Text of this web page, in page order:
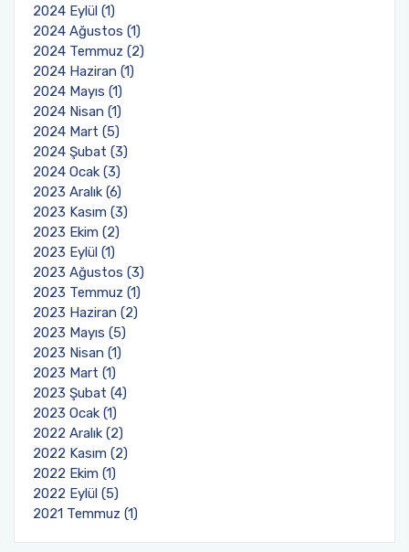
2024 Eylül (1)
2024 Ağustos (1)
2024 Temmuz (2)
2024 Haziran (1)
2024 Mayıs (1)
2024 Nisan (1)
2024 Mart (5)
2024 Şubat (3)
2024 Ocak (3)
2023 Aralık (6)
2023 Kasım (3)
2023 Ekim (2)
2023 Eylül (1)
2023 Ağustos (3)
2023 Temmuz (1)
2023 Haziran (2)
2023 Mayıs (5)
2023 Nisan (1)
2023 Mart (1)
2023 Şubat (4)
2023 Ocak (1)
2022 Aralık (2)
2022 Kasım (2)
2022 Ekim (1)
2022 Eylül (5)
2021 Temmuz (1)